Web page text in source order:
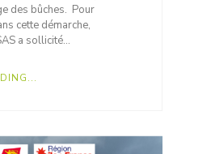
des bûches. Pour
cette démarche,
a sollicité…